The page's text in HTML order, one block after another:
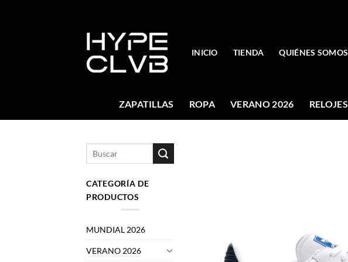
INICIO TIENDA QUIÉNES SOMOS
ZAPATILLAS ROPA VERANO 2026 RELOJES
CATEGORÍA DE
PRODUCTOS
MUNDIAL 2026
VERANO 2026